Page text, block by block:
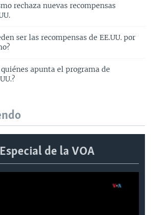
rechaza nuevas recompensas
ser las recompensas de EE.UU. por
apunta el programa de
de la VOA